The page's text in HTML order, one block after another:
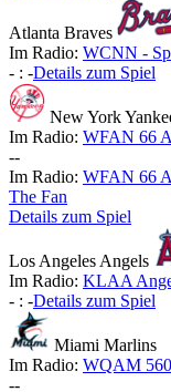
Atlanta Braves
Im Radio: WCNN -
- : -Details zum Spiel
New York
Im Radio: WFAN 66
--
Im Radio: WFAN 66
The Fan
Details zum Spiel
Los Angeles Angels
Im Radio: KLAA
- : -Details zum Spiel
Miami Marlins
Im Radio: WQAM
--